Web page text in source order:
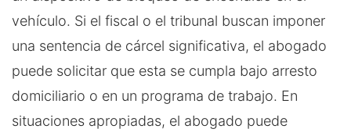
vehículo. Si el fiscal o el tribunal buscan imponer
una sentencia de cárcel significativa, el abogado
puede solicitar que esta se cumpla bajo arresto
domiciliario o en un programa de trabajo. En
situaciones apropiadas, el abogado puede